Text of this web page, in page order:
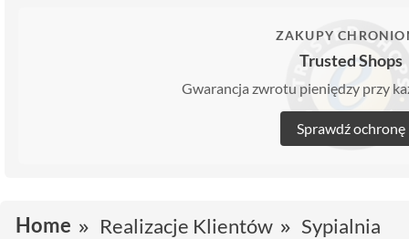
ZAKUPY
Trusted Shops
Gwarancja zwrotu pieniędzy przy
Sprawdź ochronę
Home Realizacje Klientów Sypialnia